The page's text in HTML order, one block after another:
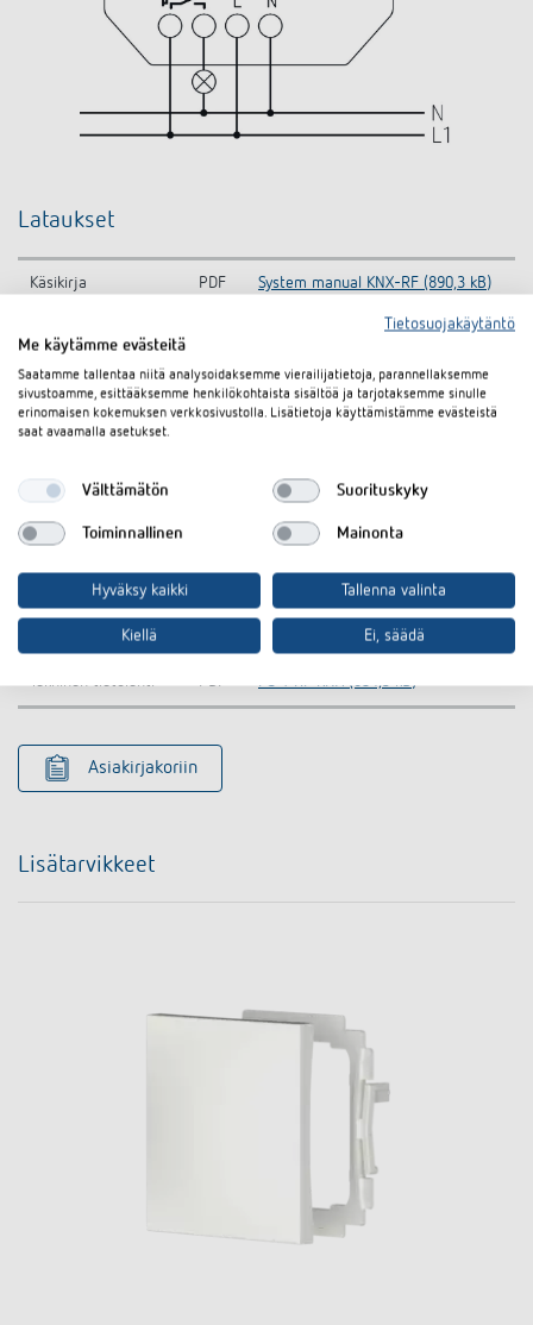
Lataukset
Käsikirja PDF System manual KNX-RF (890,3 kB)
Kokonaistietokanta
KNXprod-KNX-Database (all
KNX tietokanta ZIP
PS 1 RF KNX-KNX-Database (Single
Product) (721,0 kB)
EU Data Act
Data Act (58,5 kB)
CE declaration of
PS 1 RF KNX-CE declaration of
Käyttöohje PDF
PS 1 RF KNX-Operating instructions
Tekninen tietolehti PDF PS 1 RF KNX (654,3 kB)
Asiakirjakoriin
Lisätarvikkeet
Tietosuojakäytäntö
Me käytämme evästeitä
Saatamme tallentaa niitä analysoidaksemme vierailijatietoja, parannellaksemme
sivustoamme, esittääksemme henkilökohtaista sisältöä ja tarjotaksemme sinulle
erinomaisen kokemuksen verkkosivustolla. Lisätietoja käyttämistämme evästeistä
saat avaamalla asetukset.
Välttämätön Suorituskyky
Toiminnallinen Mainonta
Hyväksy kaikki Tallenna valinta
Kiellä Ei, säädä